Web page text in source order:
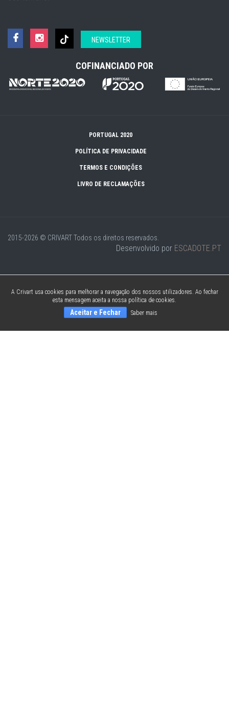
NEWSLETTER
COFINANCIADO POR
PORTUGAL 2020
POLÍTICA DE PRIVACIDADE
TERMOS E CONDIÇÕES
LIVRO DE RECLAMAÇÕES
2015-2026 © CRIVARTTodos os direitos reservados.
Desenvolvido por ESCADOTE.PT
A Crivart usa cookies para melhorar a navegação dos nossos utilizadores. Ao fechar
esta mensagem aceita a nossa política de cookies.
Aceitar e Fechar Saber mais